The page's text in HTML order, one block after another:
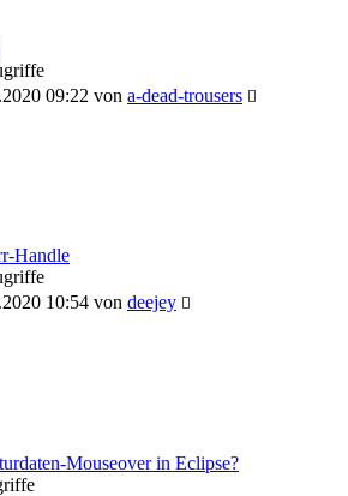
09:22 von a-dead-trousers
Handle
10:54 von deejey
Mouseover in Eclipse?